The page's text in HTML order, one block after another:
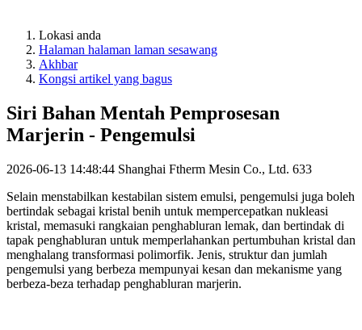
Lokasi anda
Halaman halaman laman sesawang
Akhbar
Kongsi artikel yang bagus
Siri Bahan Mentah Pemprosesan
Marjerin - Pengemulsi
2026-06-13 14:48:44 Shanghai Ftherm Mesin Co., Ltd. 633
Selain menstabilkan kestabilan sistem emulsi, pengemulsi juga boleh
bertindak sebagai kristal benih untuk mempercepatkan nukleasi
kristal, memasuki rangkaian penghabluran lemak, dan bertindak di
tapak penghabluran untuk memperlahankan pertumbuhan kristal dan
menghalang transformasi polimorfik. Jenis, struktur dan jumlah
pengemulsi yang berbeza mempunyai kesan dan mekanisme yang
berbeza-beza terhadap penghabluran marjerin.